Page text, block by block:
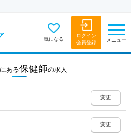
気になる
ログイン
会員登録
メニュー
にある保健師の求人
変更
変更